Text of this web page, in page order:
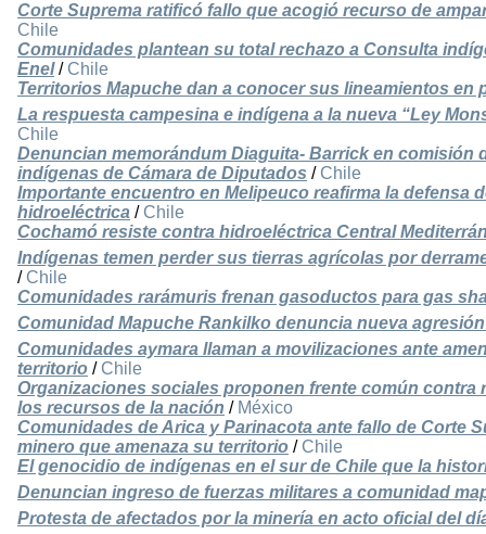
Corte Suprema ratificó fallo que acogió recurso de
Chile
Comunidades plantean su total rechazo a Consulta
Enel/ Chile
Territorios Mapuche dan a conocer sus lineamientos en
La respuesta campesina e indígena a la nueva “Ley
Chile
Denuncian memorándum Diaguita- Barrick en comisión
indígenas de Cámara de Diputados / Chile
Importante encuentro en Melipeuco reafirma la defensa
hidroeléctrica / Chile
Cochamó resiste contra hidroeléctrica Central
Indígenas temen perder sus tierras agrícolas por
/ Chile
Comunidades rarámuris frenan gasoductos para gas
Comunidad Mapuche Rankilko denuncia nueva
Comunidades aymara llaman a movilizaciones ante
territorio / Chile
Organizaciones sociales proponen frente común contra
los recursos de la nación / México
Comunidades de Arica y Parinacota ante fallo de Corte
minero que amenaza su territorio / Chile
El genocidio de indígenas en el sur de Chile que la
Denuncian ingreso de fuerzas militares a comunidad
Protesta de afectados por la minería en acto oficial del